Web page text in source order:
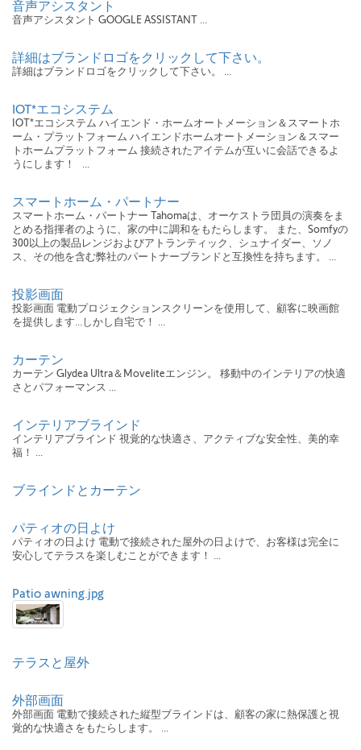
音声アシスタント
音声アシスタント GOOGLE ASSISTANT ...
詳細はブランドロゴをクリックして下さい。
詳細はブランドロゴをクリックして下さい。 ...
IOT*エコシステム
IOT*エコシステム ハイエンド・ホームオートメーション＆スマートホ
ーム・プラットフォーム ハイエンドホームオートメーション＆スマー
トホームプラットフォーム 接続されたアイテムが互いに会話できるよ
うにします！ ...
スマートホーム・パートナー
スマートホーム・パートナー Tahomaは、オーケストラ団員の演奏をま
とめる指揮者のように、家の中に調和をもたらします。 また、Somfyの
300以上の製品レンジおよびアトランティック、シュナイダー、ソノ
ス、その他を含む弊社のパートナーブランドと互換性を持ちます。 ...
投影画面
投影画面 電動プロジェクションスクリーンを使用して、顧客に映画館
を提供します...しかし自宅で！ ...
カーテン
カーテン Glydea Ultra＆Moveliteエンジン。 移動中のインテリアの快適
さとパフォーマンス ...
インテリアブラインド
インテリアブラインド 視覚的な快適さ、アクティブな安全性、美的幸
福！ ...
ブラインドとカーテン
パティオの日よけ
パティオの日よけ 電動で接続された屋外の日よけで、お客様は完全に
安心してテラスを楽しむことができます！ ...
Patio awning.jpg
テラスと屋外
外部画面
外部画面 電動で接続された縦型ブラインドは、顧客の家に熱保護と視
覚的な快適さをもたらします。 ...